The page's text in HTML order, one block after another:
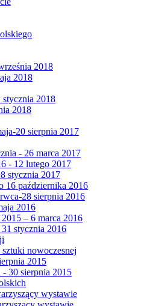
2018
2018
2018
2018
20 sierpnia 2017
- 26 marca 2017
- 12 lutego 2017
stycznia 2017
16 października 2016
28 sierpnia 2016
2016
– 6 marca 2016
stycznia 2016
nowoczesnej
2015
- 30 sierpnia 2015
wystawie